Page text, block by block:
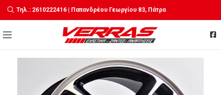
Τηλ.: 2610222416 | Παπανδρέου Γεωργίου 83, Πάτρα